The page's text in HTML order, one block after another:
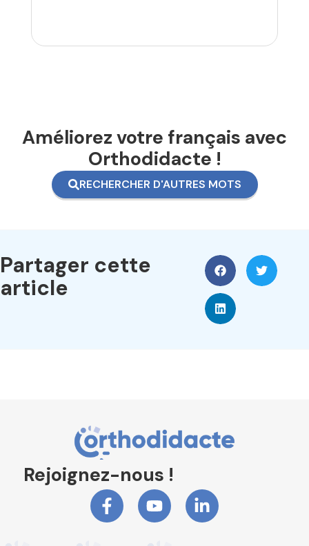
Améliorez votre français avec
Orthodidacte !
RECHERCHER D'AUTRES MOTS
Partager cette
article
Rejoignez-nous !